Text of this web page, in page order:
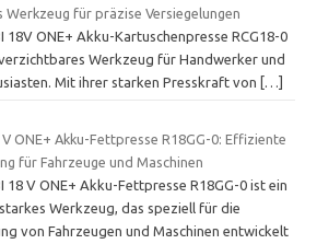
Werkzeug für präzise Versiegelungen
18V ONE+ Akku-Kartuschenpresse RCG18-0
Werkzeug für Handwerker und
Mit ihrer starken Presskraft von
[…]
V ONE+ Akku-Fettpresse R18GG-0: Effiziente
für Fahrzeuge und Maschinen
18 V ONE+ Akku-Fettpresse R18GG-0 ist ein
Werkzeug, das speziell für die
von Fahrzeugen und Maschinen entwickelt